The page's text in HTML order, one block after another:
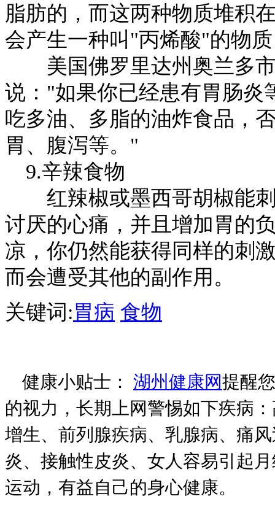
脂肪的，而这两种物质堆积
会产生一种叫"丙烯酸"的物
美国佛罗里达州奥兰多市
说："如果你已经患有胃肠炎
吃多油、多脂的油炸食品，
胃、腹泻等。"
9.辛辣食物
红辣椒或墨西哥胡椒能刺
讨厌的心痛，并且增加胃的
凉，你仍然能获得同样的刺
而会遭受其他的副作用。
关键词:胃病 食物
健康小贴士： 湖州健康网提醒
的视力，长期上网警惕如下疾病
增生、前列腺疾病、乳腺病、痛
炎、接触性皮炎、女人容易引起
运动，有益自己的身心健康。